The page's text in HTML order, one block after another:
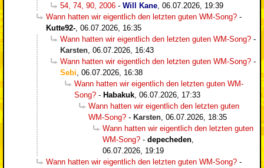
54, 74, 90, 2006 - Will Kane 06.07.2026, 19:39
Wann hatten wir eigentlich den letzten guten WM-Song? -
Kutte92- 06.07.2026, 16:35
Wann hatten wir eigentlich den letzten guten WM-Song? -
Karsten 06.07.2026, 16:43
Wann hatten wir eigentlich den letzten guten WM-Song? -
Sebi 06.07.2026, 16:38
Wann hatten wir eigentlich den letzten guten WM-
Song? - Habakuk 06.07.2026, 17:33
Wann hatten wir eigentlich den letzten guten
WM-Song? - Karsten 06.07.2026, 18:35
Wann hatten wir eigentlich den letzten guten
WM-Song? - depecheden
06.07.2026, 19:19
Wann hatten wir eigentlich den letzten guten WM-Song? -